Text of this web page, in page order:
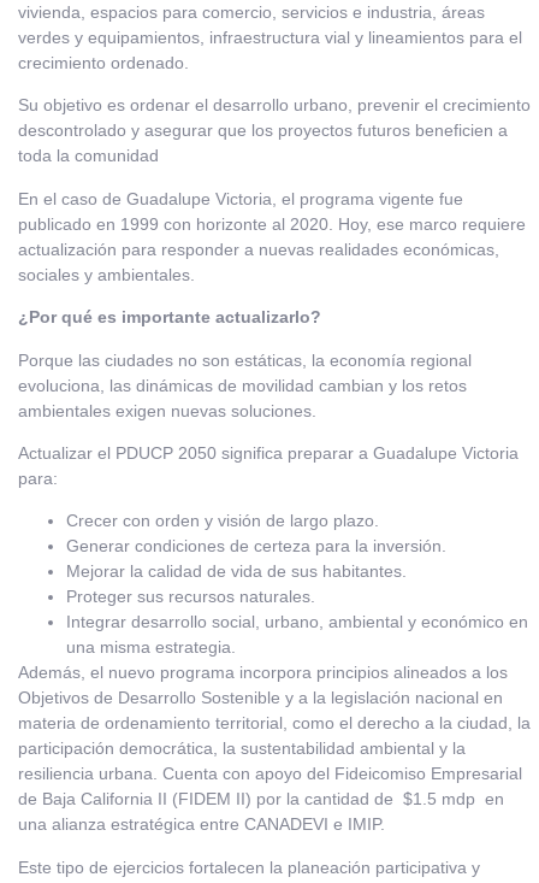
vivienda, espacios para comercio, servicios e industria, áreas
verdes y equipamientos, infraestructura vial y lineamientos para el
crecimiento ordenado.
Su objetivo es ordenar el desarrollo urbano, prevenir el crecimiento
descontrolado y asegurar que los proyectos futuros beneficien a
toda la comunidad
En el caso de Guadalupe Victoria, el programa vigente fue
publicado en 1999 con horizonte al 2020. Hoy, ese marco requiere
actualización para responder a nuevas realidades económicas,
sociales y ambientales.
¿Por qué es importante actualizarlo?
Porque las ciudades no son estáticas, la economía regional
evoluciona, las dinámicas de movilidad cambian y los retos
ambientales exigen nuevas soluciones.
Actualizar el PDUCP 2050 significa preparar a Guadalupe Victoria
para:
Crecer con orden y visión de largo plazo.
Generar condiciones de certeza para la inversión.
Mejorar la calidad de vida de sus habitantes.
Proteger sus recursos naturales.
Integrar desarrollo social, urbano, ambiental y económico en
una misma estrategia.
Además, el nuevo programa incorpora principios alineados a los
Objetivos de Desarrollo Sostenible y a la legislación nacional en
materia de ordenamiento territorial, como el derecho a la ciudad, la
participación democrática, la sustentabilidad ambiental y la
resiliencia urbana. Cuenta con apoyo del Fideicomiso Empresarial
de Baja California II (FIDEM II) por la cantidad de $1.5 mdp en
una alianza estratégica entre CANADEVI e IMIP.
Este tipo de ejercicios fortalecen la planeación participativa y